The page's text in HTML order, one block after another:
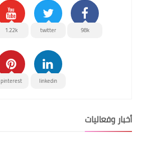
98k
twitter
1.22k
linkedin
pinterest
أخبار وفعاليات